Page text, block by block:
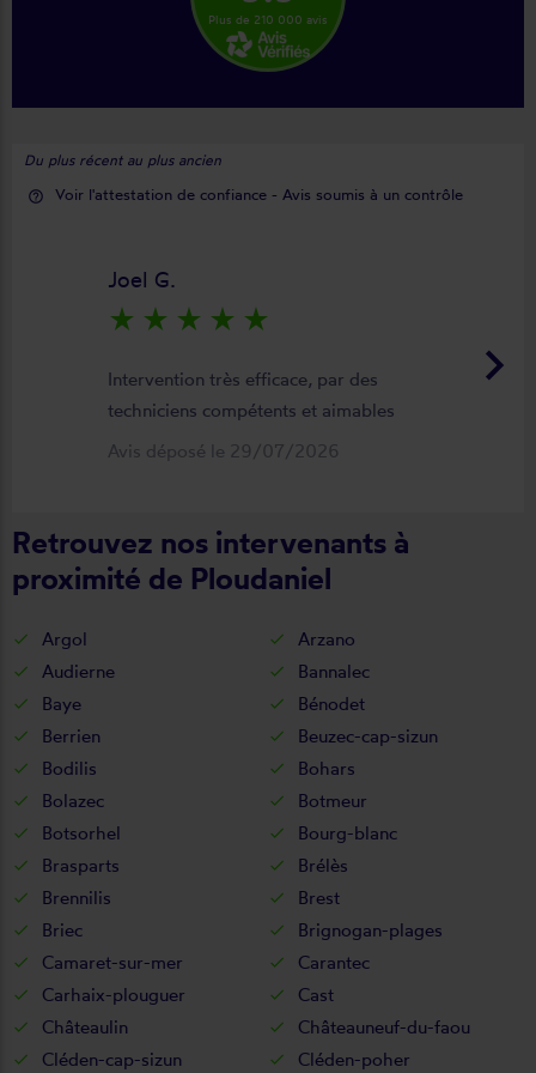
Plus de 210 000 avis
Du plus récent au plus ancien
help_outline Voir l'attestation de confiance - Avis soumis à un contrôle
keyboard_arrow_right
Joel G.
star_rate star_rate star_rate star_rate star_rate
Intervention très efficace, par des
techniciens compétents et aimables
Avis déposé le 29/07/2026
Retrouvez nos intervenants à
proximité de Ploudaniel
Argol
Arzano
Audierne
Bannalec
Baye
Bénodet
Berrien
Beuzec-cap-sizun
Bodilis
Bohars
Bolazec
Botmeur
Botsorhel
Bourg-blanc
Brasparts
Brélès
Brennilis
Brest
Briec
Brignogan-plages
Camaret-sur-mer
Carantec
Carhaix-plouguer
Cast
Châteaulin
Châteauneuf-du-faou
Cléden-cap-sizun
Cléden-poher